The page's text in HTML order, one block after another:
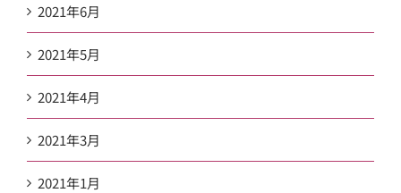
2021年6月
2021年5月
2021年4月
2021年3月
2021年1月